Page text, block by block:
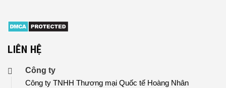
LIÊN HỆ
Công ty
Công ty TNHH Thương mại Quốc tế Hoàng Nhân